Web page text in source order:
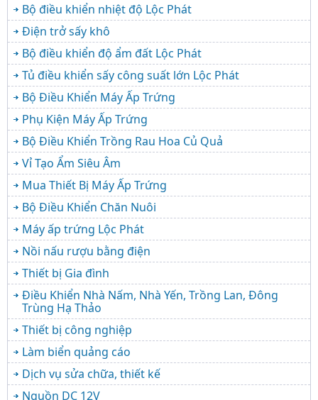
Bộ điều khiển nhiệt độ Lộc Phát
Điện trở sấy khô
Bộ điều khiển độ ẩm đất Lộc Phát
Tủ điều khiển sấy công suất lớn Lộc Phát
Bộ Điều Khiển Máy Ấp Trứng
Phụ Kiện Máy Ấp Trứng
Bộ Điều Khiển Trồng Rau Hoa Củ Quả
Vỉ Tạo Ẩm Siêu Âm
Mua Thiết Bị Máy Ấp Trứng
Bộ Điều Khiển Chăn Nuôi
Máy ấp trứng Lộc Phát
Nồi nấu rượu bằng điện
Thiết bị Gia đình
Điều Khiển Nhà Nấm, Nhà Yến, Trồng Lan, Đông
Trùng Hạ Thảo
Thiết bị công nghiệp
Làm biển quảng cáo
Dịch vụ sửa chữa, thiết kế
Nguồn DC 12V